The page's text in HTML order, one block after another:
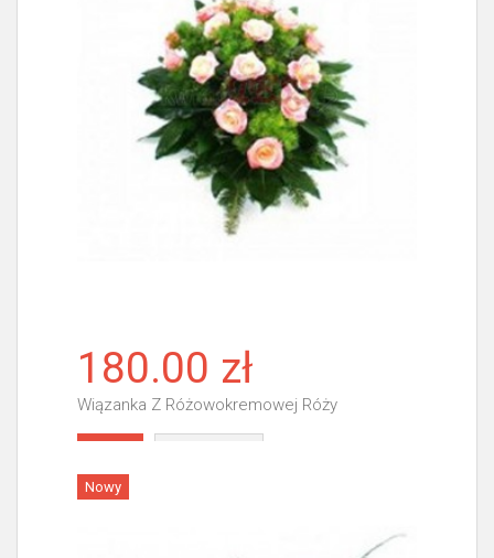
180.00 zł
Wiązanka Z Różowokremowej Róży
Nowy